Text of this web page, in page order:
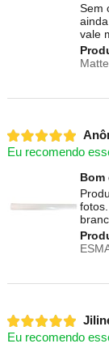
Sem
vale
Eu recomendo
Bom
Eu recomendo